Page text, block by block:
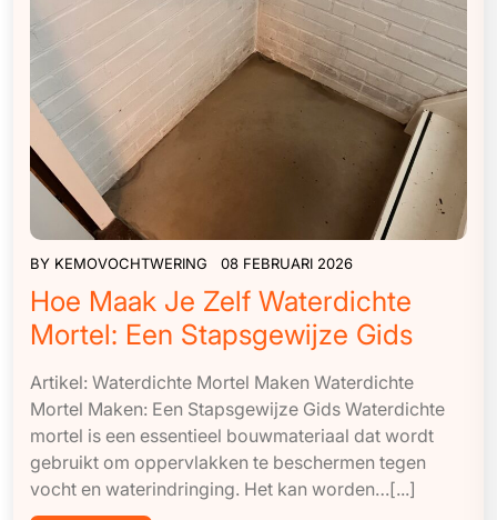
BY KEMOVOCHTWERING 08 FEBRUARI 2026
Hoe Maak Je Zelf Waterdichte
Mortel: Een Stapsgewijze Gids
Artikel: Waterdichte Mortel Maken Waterdichte
Mortel Maken: Een Stapsgewijze Gids Waterdichte
mortel is een essentieel bouwmateriaal dat wordt
gebruikt om oppervlakken te beschermen tegen
vocht en waterindringing. Het kan worden…[...]